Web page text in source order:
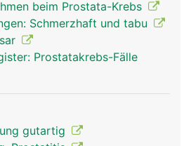
beim Prostata-Krebs
Schmerzhaft und tabu
Prostatakrebs-Fälle
gutartig